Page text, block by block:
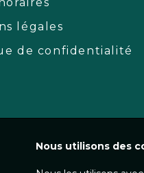
légales
de confidentialité
Nous utilisons des